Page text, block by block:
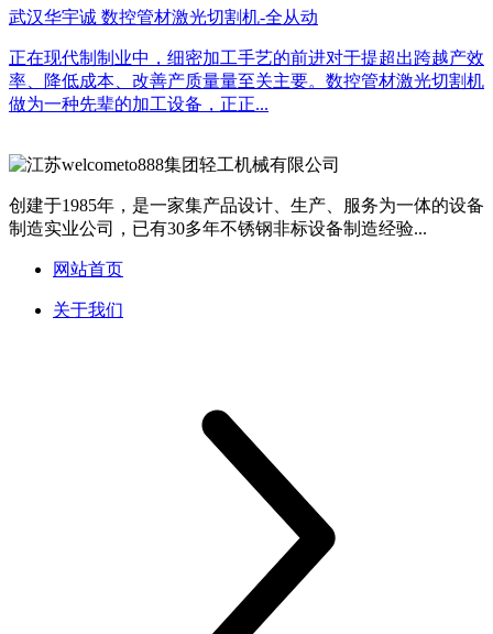
武汉华宇诚 数控管材激光切割机-全从动
正在现代制制业中，细密加工手艺的前进对于提超出跨越产效
率、降低成本、改善产质量量至关主要。数控管材激光切割机
做为一种先辈的加工设备，正正...
创建于1985年，是一家集产品设计、生产、服务为一体的设备
制造实业公司，已有30多年不锈钢非标设备制造经验...
网站首页
关于我们